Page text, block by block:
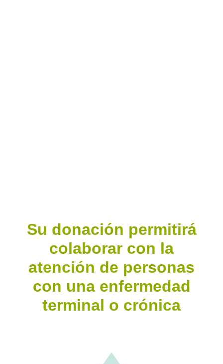
Su donación permitirá
colaborar con la
atención de personas
con una enfermedad
terminal o crónica